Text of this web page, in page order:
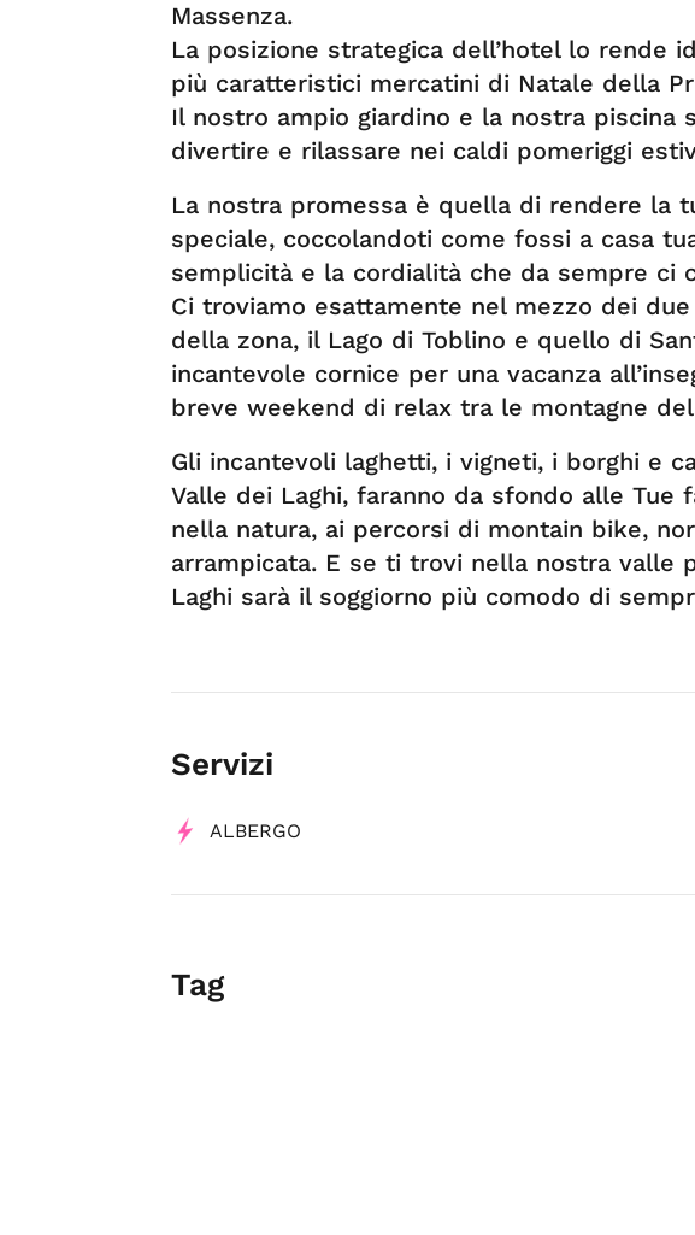
Massenza.
La posizione strategica dell’hotel lo rende
più caratteristici mercatini di Natale della
Il nostro ampio giardino e la nostra piscina
divertire e rilassare nei caldi pomeriggi
La nostra promessa è quella di rendere la
speciale, coccolandoti come fossi a casa
semplicità e la cordialità che da sempre ci
Ci troviamo esattamente nel mezzo dei
della zona, il Lago di Toblino e quello di
incantevole cornice per una vacanza
breve weekend di relax tra le montagne
Gli incantevoli laghetti, i vigneti, i borghi e
Valle dei Laghi, faranno da sfondo alle Tue
nella natura, ai percorsi di montain bike,
arrampicata. E se ti trovi nella nostra valle
Laghi sarà il soggiorno più comodo di
Servizi
ALBERGO
Tag